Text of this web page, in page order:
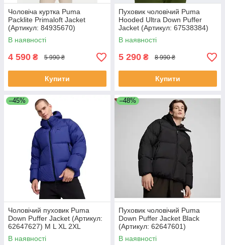
Чоловіча куртка Puma
Packlite Primaloft Jacket
(Артикул: 84935670)
В наявності
4 590 ₴ 5 990 ₴
Купити
Пуховик чоловічий Puma
Hooded Ultra Down Puffer
Jacket (Артикул: 67538384)
В наявності
5 290 ₴ 8 990 ₴
Купити
–45%
Чоловічий пуховик Puma
Down Puffer Jacket (Артикул:
62647627) M L XL 2XL
В наявності
–48%
Пуховик чоловічий Puma
Down Puffer Jacket Black
(Артикул: 62647601)
В наявності